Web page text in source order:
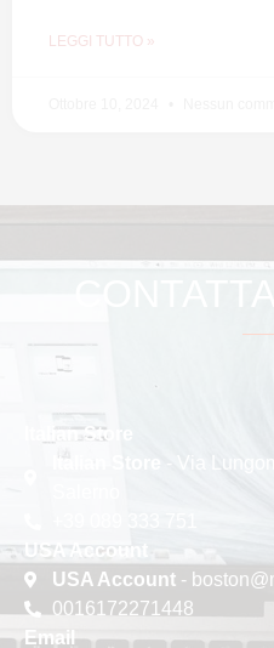
LEGGI TUTTO »
Italian Store
Italian Store
- Via
USA Account
USA Account-
0016172271448
Email